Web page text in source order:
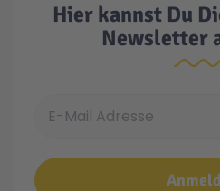
Hier kannst Du
Newsletter